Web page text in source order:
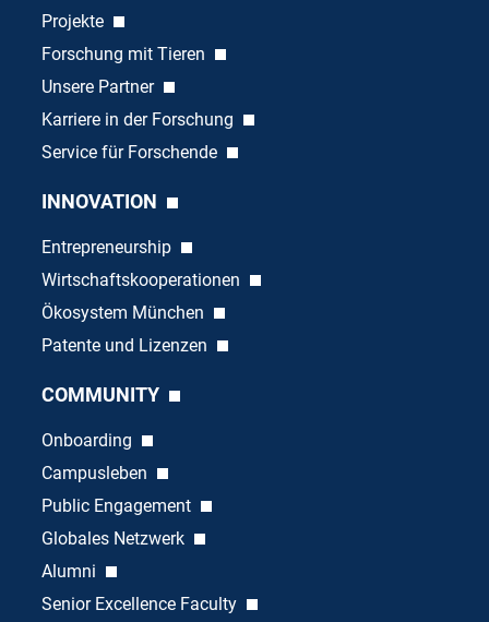
Projekte
Forschung mit Tieren
Unsere Partner
Karriere in der Forschung
Service für Forschende
INNOVATION
Entrepreneurship
Wirtschaftskooperationen
Ökosystem München
Patente und Lizenzen
COMMUNITY
Onboarding
Campusleben
Public Engagement
Globales Netzwerk
Alumni
Senior Excellence Faculty